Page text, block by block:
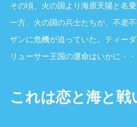
その頃、火の国より海原天陽と名
一方、火の国の兵士たちが、不老
ザンに危機が迫っていた。ティー
リューサー王国の運命はいかに・・
これは恋と海と戦